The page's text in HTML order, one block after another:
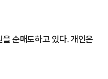
순매도하고 있다. 개인은